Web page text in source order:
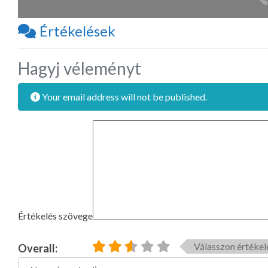
Értékelések
Hagyj véleményt
Your email address will not be published.
Értékelés szövege
Overall:
Válasszon
Name